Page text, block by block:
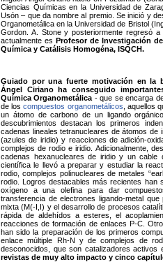
Ciencias Químicas en la Universidad de
Usón – que da nombre al premio. Se inició y
Organometálica en la Universidad de Bristol
Gordon. A. Stone y posteriormente regresó
actualmente es Profesor de Investigación
Química y Catálisis Homogéna, ISQCH.
Guiado por una fuerte motivación en la
Ángel Ciriano ha conseguido
Química Organometálica - que se encarga
de loscompuestos organometálicos , aquellos
un átomo de carbono de un ligando
descubrimientos destacan los primeros
cadenas lineales tetranucleares de átomos de
(azules de iridio) y reacciones de adición-
complejos de rodio e iridio. Adicionalmente,
cadenas hexanucleares de iridio y un cable
científica le llevó a preparar y estudiar la
rodio, complejos polinucleares de metales
rodio. Logros destacables más recientes han
oxígeno a una olefina para dar
transferencia de electrones ligando-metal
mixta (M(-I,I) y el desarrollo de procesos
rápida de aldehídos a esteres, el
reacciones de formación de enlaces P-C.
han sido la preparación de los primeros
enlace múltiple Rh-N y de complejos de
desconocidos, que son catalizadores
revistas de muy alto impacto y cinco